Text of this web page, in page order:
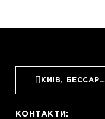
КИЇВ,
КОНТАКТИ: